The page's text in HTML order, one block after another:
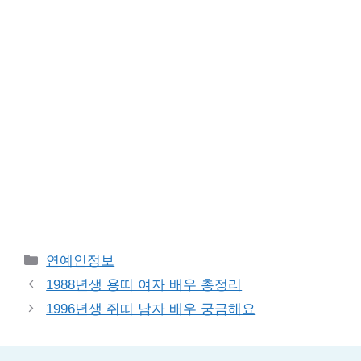
Categories
연예인정보
1988년생 용띠 여자 배우 총정리
1996년생 쥐띠 남자 배우 궁금해요